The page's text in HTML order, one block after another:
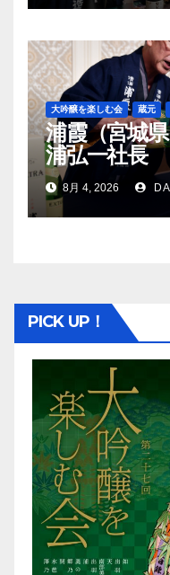
大吟醸を楽しむ会 蔵元
浦霞（宮城
浦弘一社長
8月 4, 2026
PICK UP！